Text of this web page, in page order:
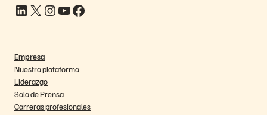
LinkedIn X Instagram YouTube Facebook
Empresa
Nuestra plataforma
Liderazgo
Sala de Prensa
Carreras profesionales